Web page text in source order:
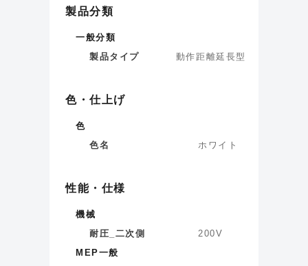
製品分類
一般分類
製品タイプ
動作距離延長型
色・仕上げ
色
色名
ホワイト
性能・仕様
機械
耐圧_二次側
200V
MEP一般